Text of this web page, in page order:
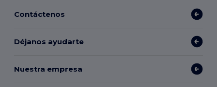
Contáctenos
Déjanos ayudarte
Nuestra empresa